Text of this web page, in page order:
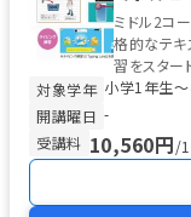
ミドル2コ
格的なテキ
習をスター
対象学年 小学1年生
開講曜日 -
受講料 10,560円/